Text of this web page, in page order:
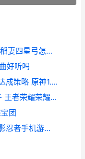
原神2.0稻妻4星人物有哪些 原神稻妻四星弓怎么获得
好听吗
《原神》4.1并不如何窄的门成就达成策略 原神1.4cg
王者荣耀荣耀4月14日升级了啥子 王者荣耀荣耀之章
团
火影忍者手机游戏11月兑换码 火影忍者手机游戏排行榜